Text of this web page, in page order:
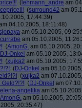
( lehmann_andre am
(surround42 am
17:44:39)
04.10.2005, 18:11:48)
am 05.10.2005,
currabe am 05.10.2005,
(AmonG. am 05.10.2005,
DJ-Onkel am 05.10.2005,
(xujka2 am 05.10.2005,
(DJ-Onkel am
(xujka2 am
Geld?!?! (DJ-Onkel am
elena-angelika am
AmonG. am 05.10.2005,
20:35:47)